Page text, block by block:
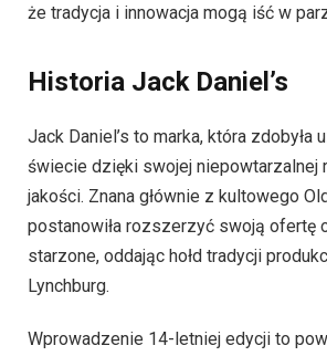
że tradycja i innowacja mogą iść w
Historia Jack Daniel’s
Jack Daniel’s to marka, która zdobyła
świecie dzięki swojej niepowtarzalnej
jakości. Znana głównie z kultowego
postanowiła rozszerzyć swoją ofertę
starzone, oddając hołd tradycji
Lynchburg.
Wprowadzenie 14-letniej edycji to